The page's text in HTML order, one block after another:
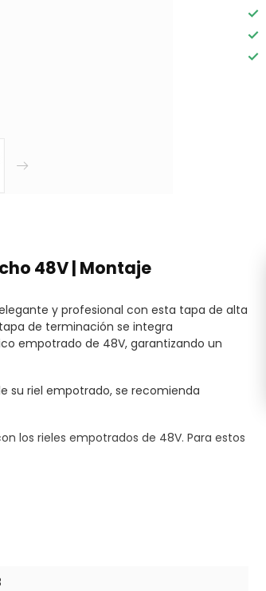
48V | Montaje
y profesional con esta tapa de alta
de terminación se integra
empotrado de 48V, garantizando un
su riel empotrado, se recomienda
los rieles empotrados de 48V. Para estos